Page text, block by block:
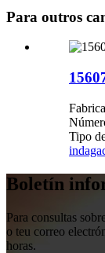
Para outros
Tipo
Boletín
Para consultas
o teu correo
horas.